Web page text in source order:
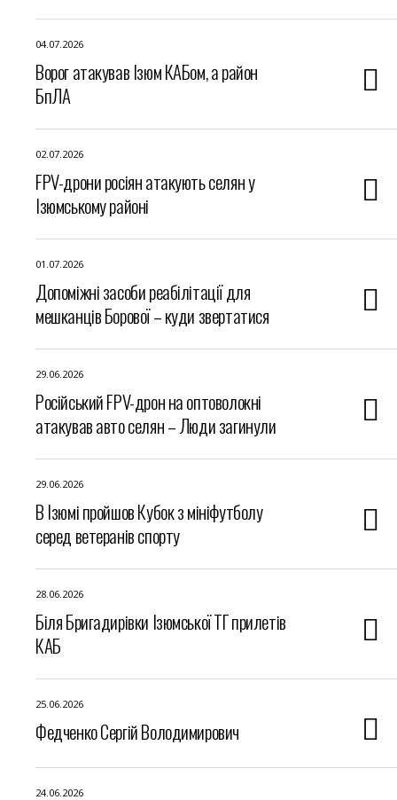
04.07.2026
Ворог атакував Ізюм КАБом, а район
БпЛА
02.07.2026
FPV-дрони росіян атакують селян у
Ізюмському районі
01.07.2026
Допоміжні засоби реабілітації для
мешканців Борової – куди звертатися
29.06.2026
Російський FPV-дрон на оптоволокні
атакував авто селян – Люди загинули
29.06.2026
В Ізюмі пройшов Кубок з мініфутболу
серед ветеранів спорту
28.06.2026
Біля Бригадирівки Ізюмської ТГ прилетів
КАБ
25.06.2026
Федченко Сергій Володимирович
24.06.2026